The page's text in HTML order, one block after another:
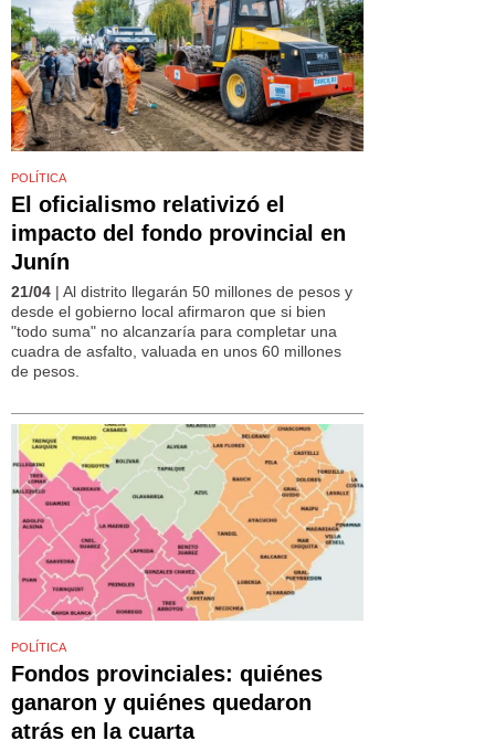
POLÍTICA
El oficialismo relativizó el
impacto del fondo provincial en
Junín
21/04 | Al distrito llegarán 50 millones de pesos y
desde el gobierno local afirmaron que si bien
"todo suma" no alcanzaría para completar una
cuadra de asfalto, valuada en unos 60 millones
de pesos.
POLÍTICA
Fondos provinciales: quiénes
ganaron y quiénes quedaron
atrás en la cuarta